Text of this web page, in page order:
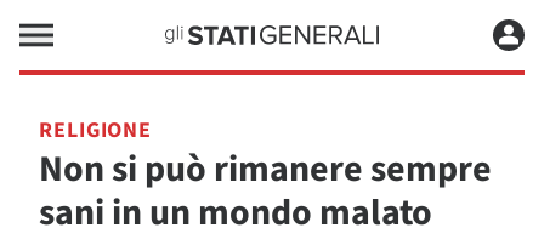
RELIGIONE
Non si può rimanere sempre
sani in un mondo malato